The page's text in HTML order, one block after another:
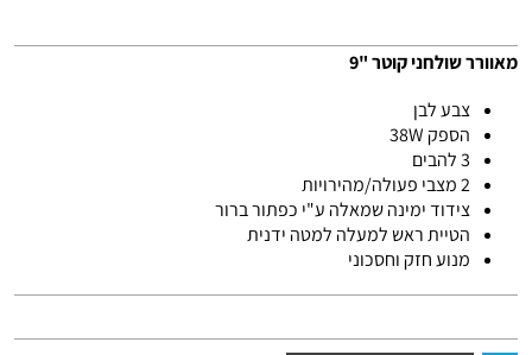
מאוורר שולחני קוטר "9
צבע לבן
הספק 38W
3 להבים
2 מצבי פעולה/מהירויות
צידוד ימינה שמאלה ע"י כפתור ברור
הטיית ראש למעלה למטה ידנית
מנוע חזק וחסכוני